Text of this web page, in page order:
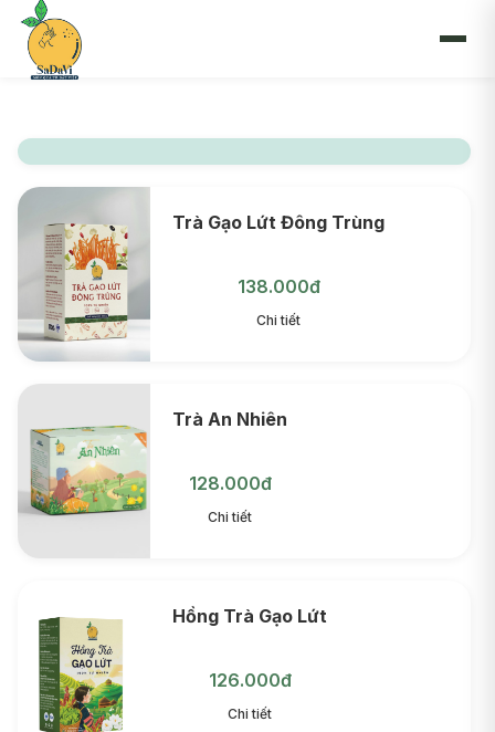
Skip to content
Trà Gạo Lứt Đông Trùng
138.000đ
Chi tiết
Trà An Nhiên
128.000đ
Chi tiết
Hồng Trà Gạo Lứt
126.000đ
Chi tiết